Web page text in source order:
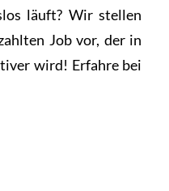
läuft? Wir stellen
Job vor, der in
wird! Erfahre bei